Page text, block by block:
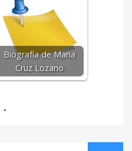
Biografía de Maria
Cruz Lozano